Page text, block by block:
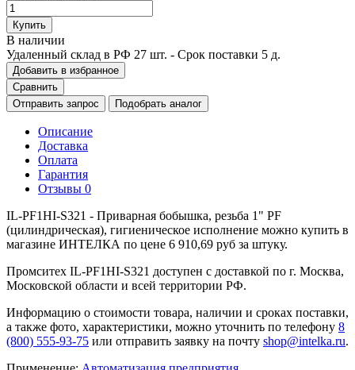
Купить
В наличии
Удаленный склад в РФ 27 шт. - Срок поставки 5 д.
Добавить в избранное
Сравнить
Отправить запрос
Подобрать аналог
Описание
Доставка
Оплата
Гарантия
Отзывы 0
IL-PF1HI-S321 - Приварная бобышка, резьба 1" PF
(цилиндрическая), гигиеническое исполнение можно купить в
магазине ИНТЕЛКА по цене 6 910,69 руб за штуку.
Промситех IL-PF1HI-S321 доступен с доставкой по г. Москва,
Московской области и всей территории РФ.
Информацию о стоимости товара, наличии и сроках поставки,
а также фото, характеристики, можно уточнить по телефону 8
(800) 555-93-75 или отправить заявку на почту shop@intelka.ru.